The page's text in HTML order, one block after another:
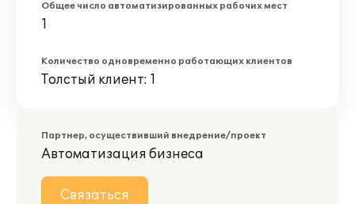
Общее число автоматизированных рабочих мест
1
Количество одновременно работающих клиентов
Толстый клиент: 1
Партнер, осуществивший внедрение/проект
Автоматизация бизнеса
Связаться